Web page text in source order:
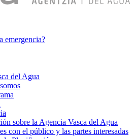
emergencia?
del Agua
sobre la Agencia Vasca del Agua
con el público y las partes interesadas